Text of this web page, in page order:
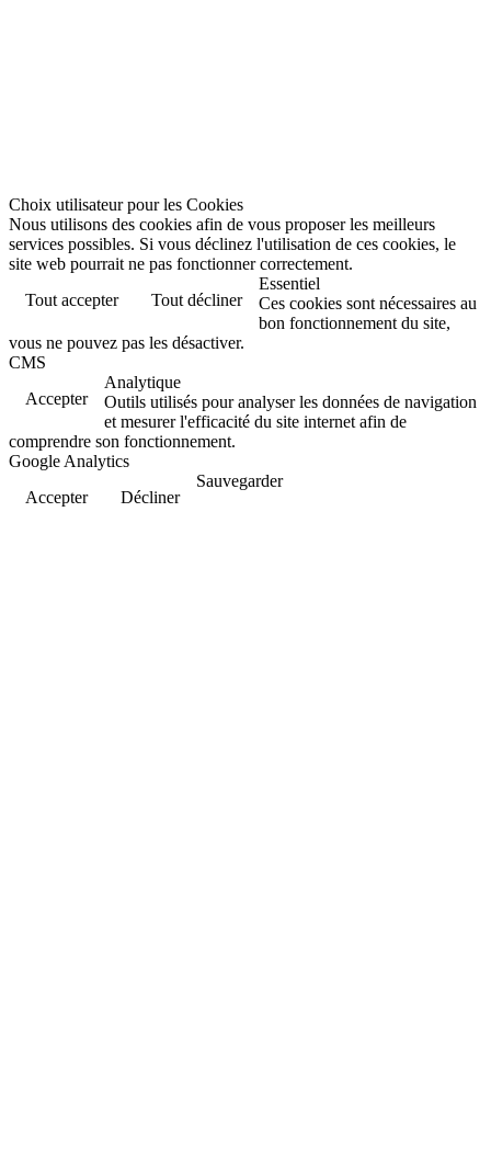
Choix utilisateur pour les Cookies
Nous utilisons des cookies afin de vous proposer les meilleurs
services possibles. Si vous déclinez l'utilisation de ces cookies, le
site web pourrait ne pas fonctionner correctement.
Tout accepter
Tout décliner
Essentiel
Ces cookies sont nécessaires au
bon fonctionnement du site,
vous ne pouvez pas les désactiver.
CMS
Accepter
Analytique
Outils utilisés pour analyser les données de navigation
et mesurer l'efficacité du site internet afin de
comprendre son fonctionnement.
Google Analytics
Accepter
Décliner
Sauvegarder